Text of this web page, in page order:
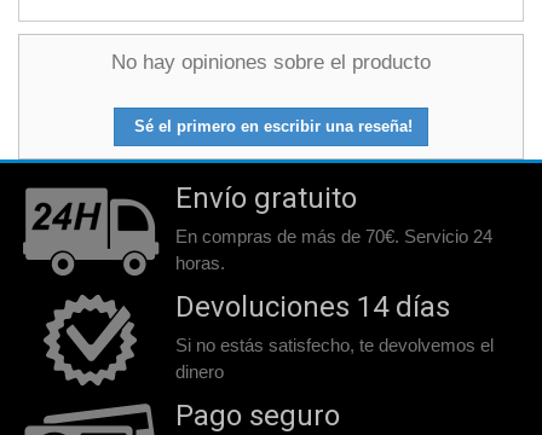
No hay opiniones sobre el producto
Sé el primero en escribir una reseña!
Envío gratuito
En compras de más de 70€. Servicio 24
horas.
Devoluciones 14 días
Si no estás satisfecho, te devolvemos el
dinero
Pago seguro